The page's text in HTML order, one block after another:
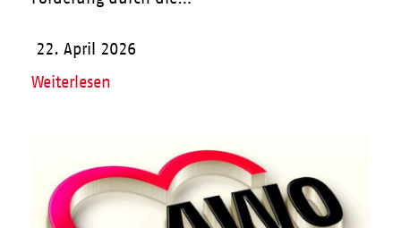
22. April 2026
Weiterlesen